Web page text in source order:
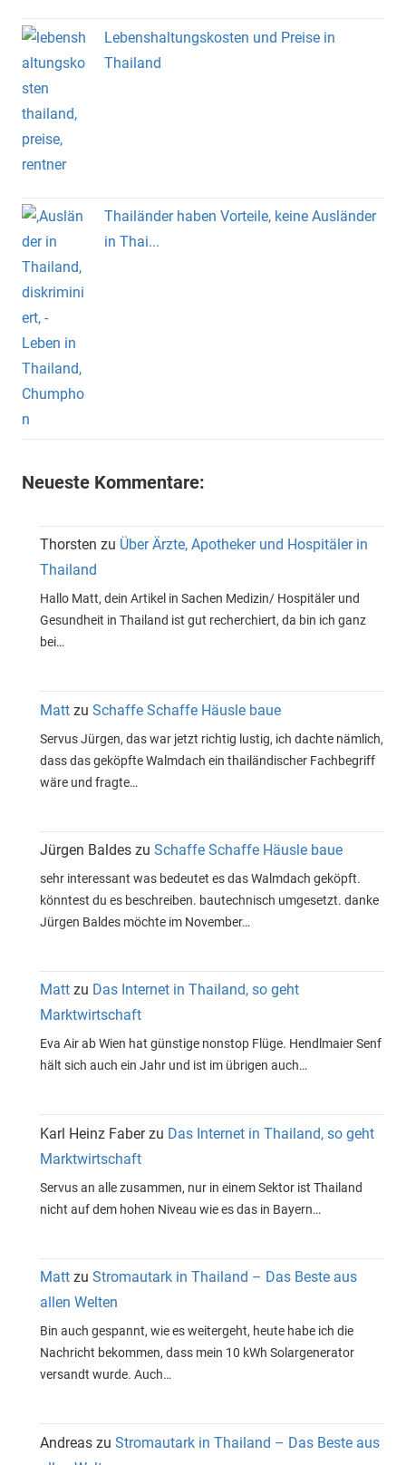
Lebenshaltungskosten und Preise in
Thailand
Thailänder haben Vorteile, keine Ausländer
in Thai...
Neueste Kommentare:
Thorsten zu Über Ärzte, Apotheker und Hospitäler in
Thailand
Hallo Matt, dein Artikel in Sachen Medizin/ Hospitäler und
Gesundheit in Thailand ist gut recherchiert, da bin ich ganz
bei…
Matt zu Schaffe Schaffe Häusle baue
Servus Jürgen, das war jetzt richtig lustig, ich dachte nämlich,
dass das geköpfte Walmdach ein thailändischer Fachbegriff
wäre und fragte…
Jürgen Baldes zu Schaffe Schaffe Häusle baue
sehr interessant was bedeutet es das Walmdach geköpft.
könntest du es beschreiben. bautechnisch umgesetzt. danke
Jürgen Baldes möchte im November…
Matt zu Das Internet in Thailand, so geht
Marktwirtschaft
Eva Air ab Wien hat günstige nonstop Flüge. Hendlmaier Senf
hält sich auch ein Jahr und ist im übrigen auch…
Karl Heinz Faberzu Das Internet in Thailand, so geht
Marktwirtschaft
Servus an alle zusammen, nur in einem Sektor ist Thailand
nicht auf dem hohen Niveau wie es das in Bayern…
Matt zu Stromautark in Thailand – Das Beste aus
allen Welten
Bin auch gespannt, wie es weitergeht, heute habe ich die
Nachricht bekommen, dass mein 10 kWh Solargenerator
versandt wurde. Auch…
Andreas zu Stromautark in Thailand – Das Beste aus